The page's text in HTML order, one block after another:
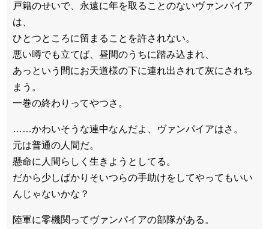
戸籍のせいで、永遠に年を取ることのないヴァンパイア
は、
ひとつところに留まることを許されない。
悪い噂でも立てば、昼間のうちに踏み込まれ、
あっという間にお天道様の下に連れ出されて灰にされち
まう。
一巻の終わりってやつさ。
……かわいそうな連中なんだよ、ヴァンパイアはさ。
元は普通の人間だ。
懸命に人間らしく生きようとしてる。
だから少しばかりそいつらの手助けをしてやってもいい
んじゃないかな？
陸軍に零機関ってヴァンパイアの部隊がある。